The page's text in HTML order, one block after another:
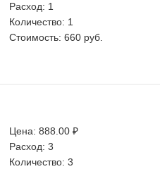
Расход: 1
Количество: 1
Стоимость: 660 руб.
Цена: 888.00 ₽
Расход: 3
Количество: 3